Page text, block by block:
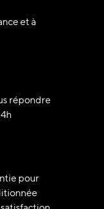
et à
répondre
pour